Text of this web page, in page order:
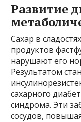
Развитие
Сахар в
продуктов
нарушают его
Результатом
сахарного
синдрома. Эти
сосудов,